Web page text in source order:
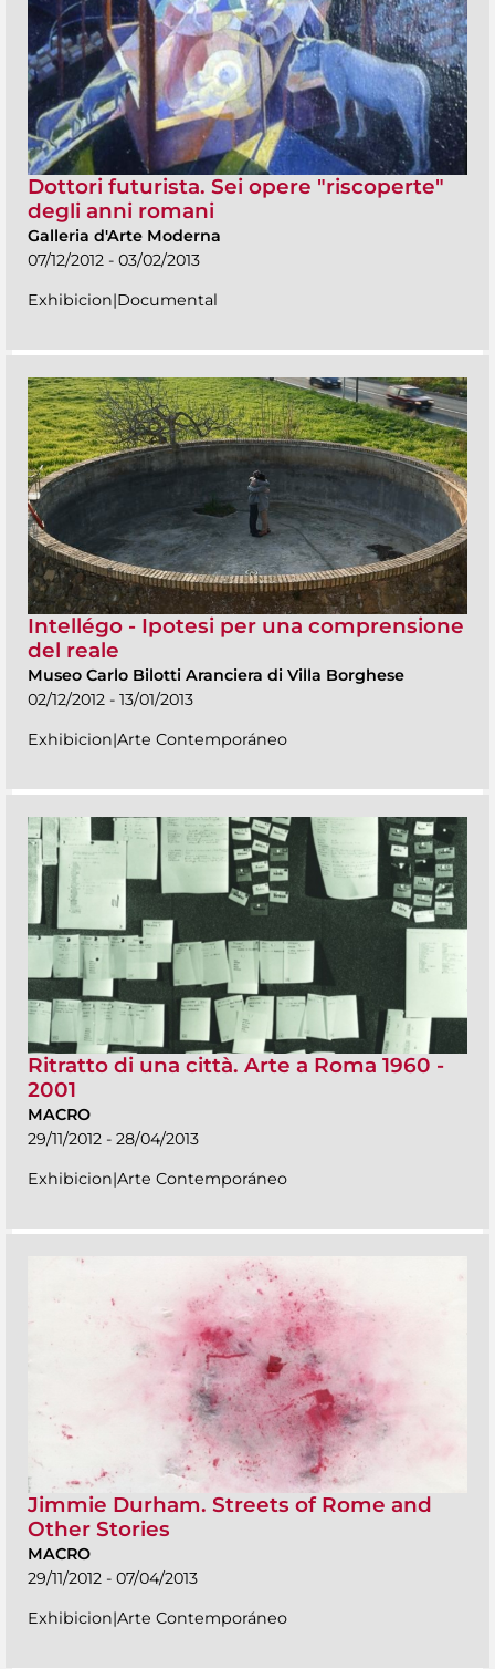
Dottori futurista. Sei opere "riscoperte"
degli anni romani
Galleria d'Arte Moderna
07/12/2012 - 03/02/2013
Exhibicion|Documental
Intellégo - Ipotesi per una comprensione
del reale
Museo Carlo Bilotti Aranciera di Villa Borghese
02/12/2012 - 13/01/2013
Exhibicion|Arte Contemporáneo
Ritratto di una città. Arte a Roma 1960 -
2001
MACRO
29/11/2012 - 28/04/2013
Exhibicion|Arte Contemporáneo
Jimmie Durham. Streets of Rome and
Other Stories
MACRO
29/11/2012 - 07/04/2013
Exhibicion|Arte Contemporáneo